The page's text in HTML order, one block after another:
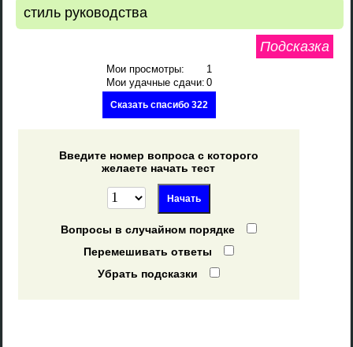
стиль руководства
Подсказка
Мои просмотры:
1
Мои удачные сдачи: 0
Сказать спасибо 322
Введите номер вопроса с которого
желаете начать тест
Вопросы в случайном порядке
Перемешивать ответы
Убрать подсказки